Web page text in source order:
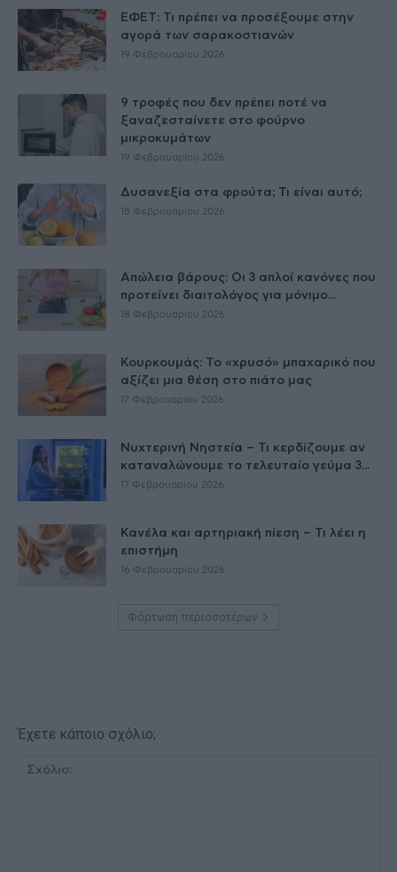
ΕΦΕΤ: Τι πρέπει να προσέξουμε στην
αγορά των σαρακοστιανών
19 Φεβρουαρίου 2026
9 τροφές που δεν πρέπει ποτέ να
ξαναζεσταίνετε στο φούρνο
μικροκυμάτων
19 Φεβρουαρίου 2026
Δυσανεξία στα φρούτα; Τι είναι αυτό;
18 Φεβρουαρίου 2026
Απώλεια βάρους: Οι 3 απλοί κανόνες που
προτείνει διαιτολόγος για μόνιμο...
18 Φεβρουαρίου 2026
Κουρκουμάς: Το «χρυσό» μπαχαρικό που
αξίζει μια θέση στο πιάτο μας
17 Φεβρουαρίου 2026
Νυχτερινή Νηστεία – Τι κερδίζουμε αν
καταναλώνουμε το τελευταίο γεύμα 3...
17 Φεβρουαρίου 2026
Κανέλα και αρτηριακή πίεση – Τι λέει η
επιστήμη
16 Φεβρουαρίου 2026
Φόρτωση περισσοτέρων
Έχετε κάποιο σχόλιο;